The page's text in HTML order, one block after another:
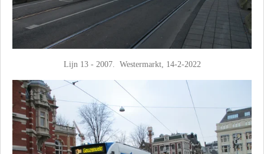
Lijn 13 - 2007. Westermarkt, 14-2-2022